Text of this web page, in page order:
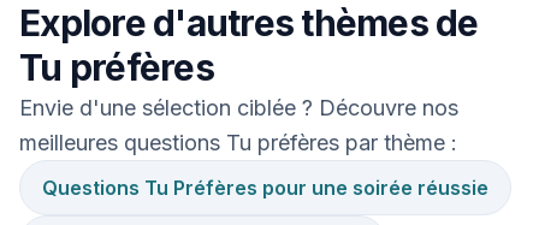
Explore d'autres thèmes de
Tu préfères
Envie d'une sélection ciblée ? Découvre nos
meilleures questions Tu préfères par thème :
Questions Tu Préfères pour une soirée réussie